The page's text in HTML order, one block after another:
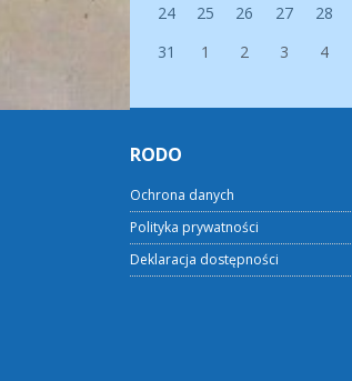
24
25 26 27 28
31
1 2 3 4
RODO
Ochrona danych
Polityka prywatności
Deklaracja dostępności